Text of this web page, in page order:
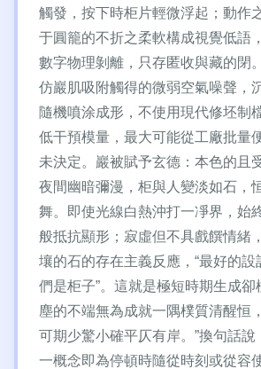
觸發，按下時柜片輕微浮起；動作
于圓籠的不折之柔軟構成視覺低語
數字物理剝離，只存匿收與藏的閉
仿巖肌吸附觸得的微弱空氣噪聲，
隨機噴涂成形，不使用現代修坯制
低干預模量，最大可能從工廠批量
未決定。巖被賦予玄德：本色的且
夜間幽暗彌漫，柜與人變淡如石，
舞。即使光線白熱沖打一凈界，始
般抵抗顯形；寂虛但不具戲饌情緒
壤的石的存在主義反應，“最好的
們是柜子”。這就是極短時期生成卻
塵的不端無為成就一隅樸質清醒恒
可期少驚小確平仄有岸。”換句話
一概念即為停頓時隨從時刻或從